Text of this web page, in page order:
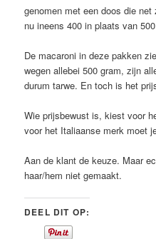
genomen met een doos die
nu ineens 400 in plaats van
De macaroni in deze pakken
wegen allebei 500 gram, zijn
durum tarwe. En toch is het
Wie prijsbewust is, kiest voor
voor het Italiaanse merk moet
Aan de klant de keuze. Maar
haar/hem niet gemaakt.
DEEL DIT OP: